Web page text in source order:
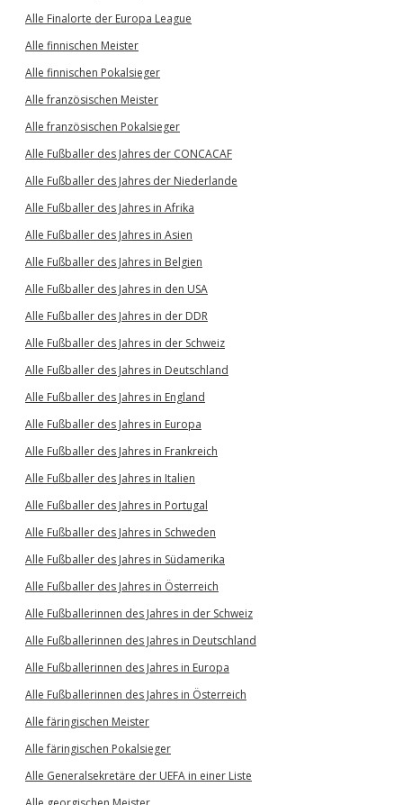
Alle Finalorte der Europa League
Alle finnischen Meister
Alle finnischen Pokalsieger
Alle französischen Meister
Alle französischen Pokalsieger
Alle Fußballer des Jahres der CONCACAF
Alle Fußballer des Jahres der Niederlande
Alle Fußballer des Jahres in Afrika
Alle Fußballer des Jahres in Asien
Alle Fußballer des Jahres in Belgien
Alle Fußballer des Jahres in den USA
Alle Fußballer des Jahres in der DDR
Alle Fußballer des Jahres in der Schweiz
Alle Fußballer des Jahres in Deutschland
Alle Fußballer des Jahres in England
Alle Fußballer des Jahres in Europa
Alle Fußballer des Jahres in Frankreich
Alle Fußballer des Jahres in Italien
Alle Fußballer des Jahres in Portugal
Alle Fußballer des Jahres in Schweden
Alle Fußballer des Jahres in Südamerika
Alle Fußballer des Jahres in Österreich
Alle Fußballerinnen des Jahres in der Schweiz
Alle Fußballerinnen des Jahres in Deutschland
Alle Fußballerinnen des Jahres in Europa
Alle Fußballerinnen des Jahres in Österreich
Alle färingischen Meister
Alle färingischen Pokalsieger
Alle Generalsekretäre der UEFA in einer Liste